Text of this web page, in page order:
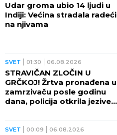
Udar groma ubio 14 ljudi u
Indiji: Većina stradala radeći
na njivama
SVET 01:30 06.08.2026
STRAVIČAN ZLOČIN U
GRČKOJ! Žrtva pronađena u
zamrzivaču posle godinu
dana, policija otkrila jezive
SVET 00:09 06.08.2026